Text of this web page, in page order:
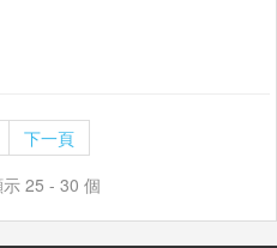
下一頁
25 - 30 個